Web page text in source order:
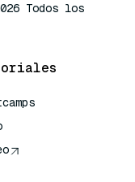
Todos los